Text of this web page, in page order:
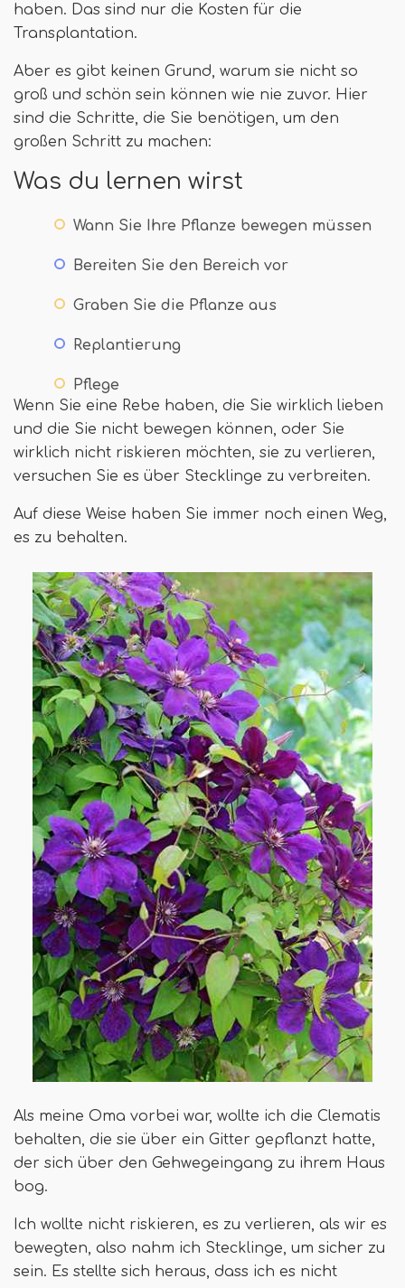
haben. Das sind nur die Kosten für die
Transplantation.
Aber es gibt keinen Grund, warum sie nicht so
groß und schön sein können wie nie zuvor. Hier
sind die Schritte, die Sie benötigen, um den
großen Schritt zu machen:
Was du lernen wirst
Wann Sie Ihre Pflanze bewegen müssen
Bereiten Sie den Bereich vor
Graben Sie die Pflanze aus
Replantierung
Pflege
Wenn Sie eine Rebe haben, die Sie wirklich lieben
und die Sie nicht bewegen können, oder Sie
wirklich nicht riskieren möchten, sie zu verlieren,
versuchen Sie es über Stecklinge zu verbreiten.
Auf diese Weise haben Sie immer noch einen Weg,
es zu behalten.
Als meine Oma vorbei war, wollte ich die Clematis
behalten, die sie über ein Gitter gepflanzt hatte,
der sich über den Gehwegeingang zu ihrem Haus
bog.
Ich wollte nicht riskieren, es zu verlieren, als wir es
bewegten, also nahm ich Stecklinge, um sicher zu
sein. Es stellte sich heraus, dass ich es nicht